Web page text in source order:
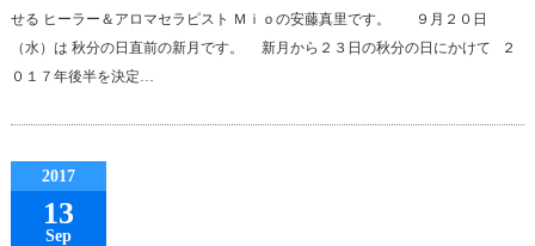
せる ヒーラー＆アロマセラピスト Ｍｉｏの安藤真里です。 ９月２０日
（水）は 秋分の日直前の新月です。 新月から２３日の秋分の日にかけて ２
０１７年後半を決定…
2017
13
Sep